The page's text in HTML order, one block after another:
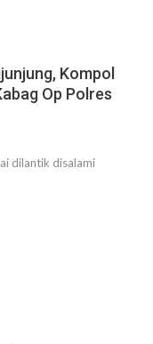
Kompol
Op Polres
dilantik disalami